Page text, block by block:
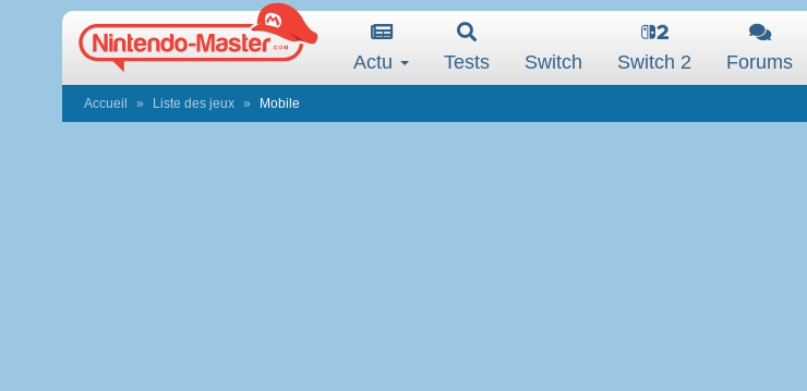
Actu Tests Switch Switch 2 Forums
Accueil Liste des jeux Mobile